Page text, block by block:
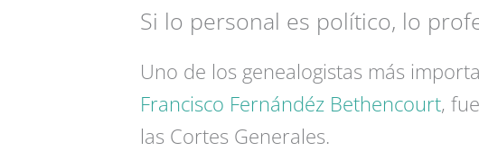
Si lo personal es político, lo
Uno de los genealogistas más
Francisco Fernándéz Bethencourt,
las Cortes Generales.